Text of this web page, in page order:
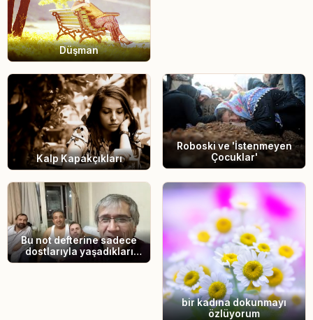
Düşman
Kalp Kapakçıkları
Roboski ve 'İstenmeyen
Çocuklar'
Bu not defterine sadece
dostlarıyla yaşadıkları
günleri ‘yaşadık' diye
bir kadına dokunmayı
özlüyorum